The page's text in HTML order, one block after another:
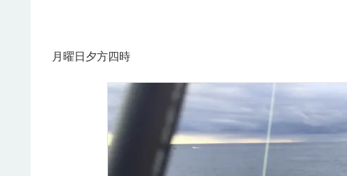
月曜日夕方四時